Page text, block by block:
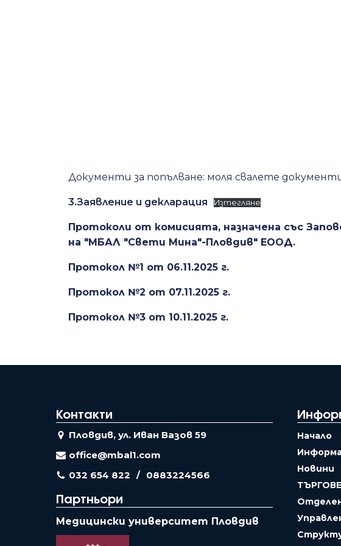
Документи за попълване: моля свалете
3.Заявление и декларация Изтегляне
Протоколи от комисията, назначена със
на "МБАЛ "Свети Мина"-Пловдив" EOOД.
Протокол №1 от 06.11.2025 г.
Протокол №2 от 07.11.2025 г.
Протокол №3 от 10.11.2025 г.
Контакти
Пловдив, ул. Иван Вазов 59
office@mbal1.com
032 654 822
0883224566
Партньори
Медицински университет Пловдив
Начало
Новини